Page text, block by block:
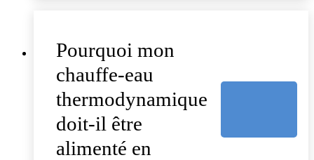
Pourquoi mon
chauffe-eau
thermodynamique
doit-il être
alimenté en